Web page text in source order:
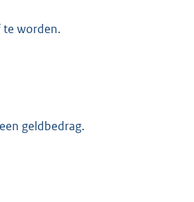
te worden.
geldbedrag.